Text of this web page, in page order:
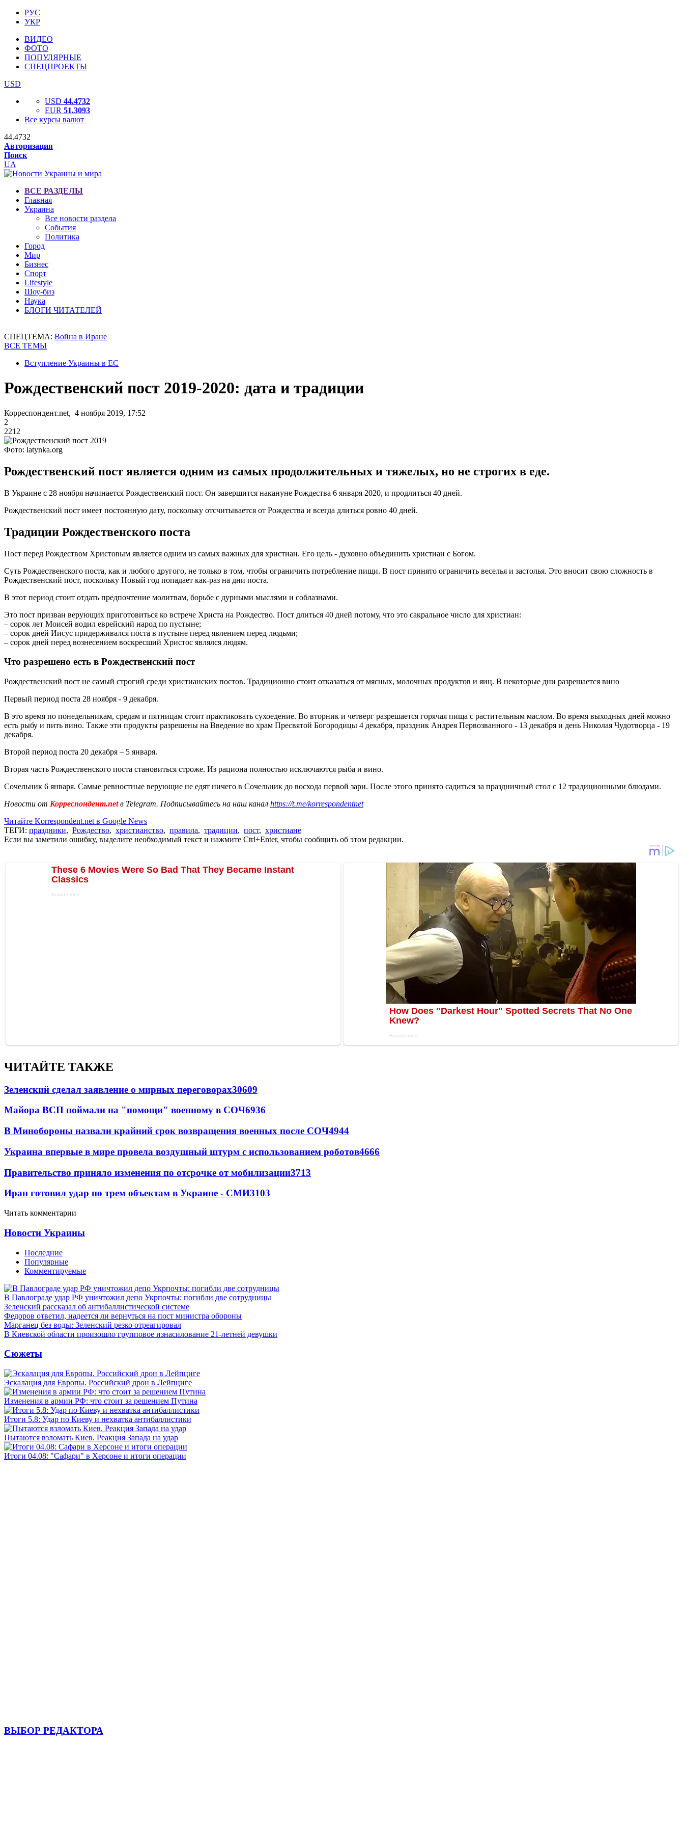
РУС
УКР
ВИДЕО
ФОТО
ПОПУЛЯРНЫЕ
СПЕЦПРОЕКТЫ
USD
USD 44.4732
EUR 51.3093
Все курсы валют
44.4732
Авторизация
Поиск
UA
ВСЕ РАЗДЕЛЫ
Главная
Украина
Все новости раздела
События
Политика
Город
Мир
Бизнес
Спорт
Lifestyle
Шоу-биз
Наука
БЛОГИ ЧИТАТЕЛЕЙ
СПЕЦТЕМА: Война в Иране
ВСЕ ТЕМЫ
Вступление Украины в ЕС
Рождественский пост 2019-2020: дата и традиции
Корреспондент.net, 4 ноября 2019, 17:52
2
2212
Фото: latynka.org
Рождественский пост является одним из самых продолжительных и тяжелых, но не строгих в еде.
В Украине с 28 ноября начинается Рождественский пост. Он завершится накануне Рождества 6 января 2020, и продлиться 40 дней.
Рождественский пост имеет постоянную дату, поскольку отсчитывается от Рождества и всегда длиться ровно 40 дней.
Традиции Рождественского поста
Пост перед Рождеством Христовым является одним из самых важных для христиан. Его цель - духовно объединить христиан с Богом.
Суть Рождественского поста, как и любого другого, не только в том, чтобы ограничить потребление пищи. В пост принято ограничить веселья и застолья. Это вносит свою сложность в
Рождественский пост, поскольку Новый год попадает как-раз на дни поста.
В этот период стоит отдать предпочтение молитвам, борьбе с дурными мыслями и соблазнами.
Это пост призван верующих приготовиться ко встрече Христа на Рождество. Пост длиться 40 дней потому, что это сакральное число для христиан:
– сорок лет Моисей водил еврейский народ по пустыне;
– сорок дней Иисус придерживался поста в пустыне перед явлением перед людьми;
– сорок дней перед вознесением воскресший Христос являлся людям.
Что разрешено есть в Рождественский пост
Рождественский пост не самый строгий среди христианских постов. Традиционно стоит отказаться от мясных, молочных продуктов и яиц. В некоторые дни разрешается вино
Первый период поста 28 ноября - 9 декабря.
В это время по понедельникам, средам и пятницам стоит практиковать сухоедение. Во вторник и четверг разрешается горячая пища с растительным маслом. Во время выходных дней можно
есть рыбу и пить вино. Также эти продукты разрешены на Введение во храм Пресвятой Богородицы 4 декабря, праздник Андрея Первозванного - 13 декабря и день Николая Чудотворца - 19
декабря.
Второй период поста 20 декабря – 5 января.
Вторая часть Рождественского поста становиться строже. Из рациона полностью исключаются рыба и вино.
Сочельник 6 января. Самые ревностные верующие не едят ничего в Сочельник до восхода первой зари. После этого принято садиться за праздничный стол с 12 традиционными блюдами.
Новости от Корреспондент.netв Telegram. Подписывайтесь на наш канал https://t.me/korrespondentnet
Читайте Korrespondent.net в Google News
ТЕГИ: праздники, Рождество, христианство, правила, традиции, пост, христиане
Если вы заметили ошибку, выделите необходимый текст и нажмите Ctrl+Enter, чтобы сообщить об этом редакции.
ЧИТАЙТЕ ТАКЖЕ
Зеленский сделал заявление о мирных переговорах30609
Майора ВСП поймали на "помощи" военному в СОЧ6936
В Минобороны назвали крайний срок возвращения военных после СОЧ4944
Украина впервые в мире провела воздушный штурм с использованием роботов4666
Правительство приняло изменения по отсрочке от мобилизации3713
Иран готовил удар по трем объектам в Украине - СМИ3103
Читать комментарии
Новости Украины
Последние
Популярные
Комментируемые
В Павлограде удар РФ уничтожил депо Укрпочты: погибли две сотрудницы
Зеленский рассказал об антибаллистической системе
Федоров ответил, надеется ли вернуться на пост министра обороны
Марганец без воды: Зеленский резко отреагировал
В Киевской области произошло групповое изнасилование 21-летней девушки
Сюжеты
Эскалация для Европы. Российский дрон в Лейпциге
Изменения в армии РФ: что стоит за решением Путина
Итоги 5.8: Удар по Киеву и нехватка антибаллистики
Пытаются взломать Киев. Реакция Запада на удар
Итоги 04.08: "Сафари" в Херсоне и итоги операции
ВЫБОР РЕДАКТОРА